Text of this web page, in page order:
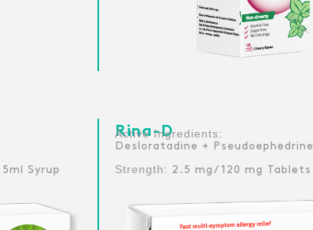
Rina-D :Active Ingredients
Desloratadine + Pseudoephedrine
Strength: 2.5 mg/ 120 mg Tablets
Syrup